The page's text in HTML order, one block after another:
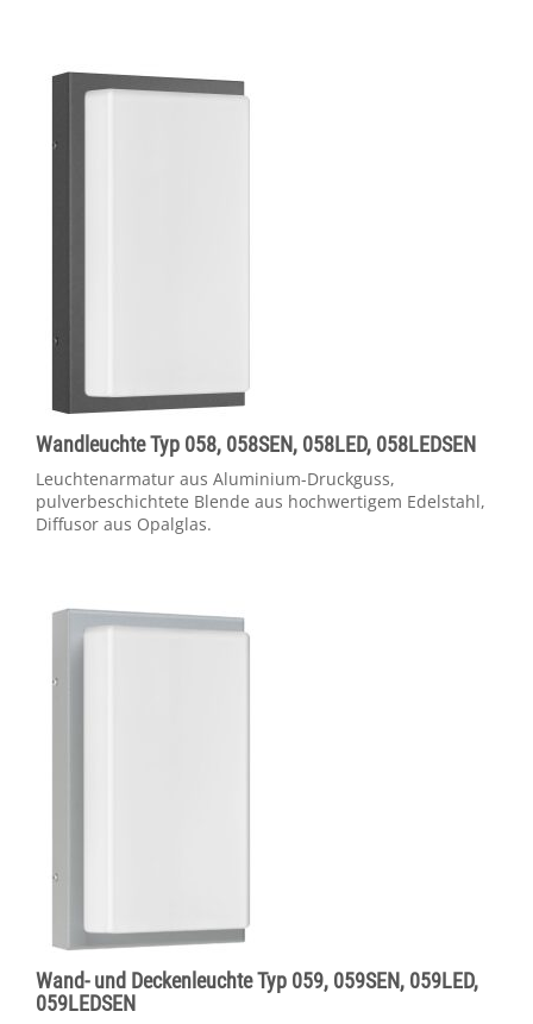
Wandleuchte Typ 058, 058SEN, 058LED, 058LEDSEN
Leuchtenarmatur aus Aluminium-Druckguss,
pulverbeschichtete Blende aus hochwertigem Edelstahl,
Diffusor aus Opalglas.
Wand- und Deckenleuchte Typ 059, 059SEN, 059LED,
059LEDSEN